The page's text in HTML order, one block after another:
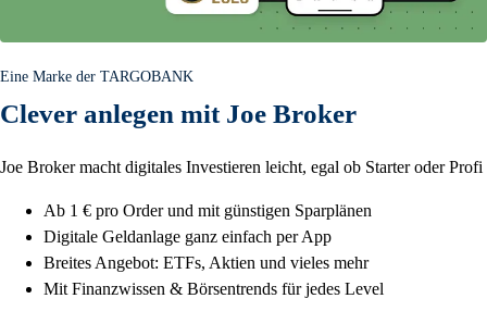
Eine Marke der TARGOBANK
Clever anlegen mit Joe Broker
Joe Broker macht digitales Investieren leicht, egal ob Starter oder Profi
Ab 1 € pro Order und mit günstigen Sparplänen
Digitale Geldanlage ganz einfach per App
Breites Angebot: ETFs, Aktien und vieles mehr
Mit Finanzwissen & Börsentrends für jedes Level